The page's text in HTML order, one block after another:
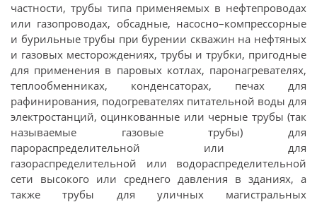
частности, трубы типа применяемых в нефтепроводах
или газопроводах, обсадные, насосно–компрессорные
и бурильные трубы при бурении скважин на нефтяных
и газовых месторождениях, трубы и трубки, пригодные
для применения в паровых котлах, паронагревателях,
теплообменниках, конденсаторах, печах для
рафинирования, подогревателях питательной воды для
электростанций, оцинкованные или черные трубы (так
называемые газовые трубы) для
парораспределительной или для
газораспределительной или водораспределительной
сети высокого или среднего давления в зданиях, а
также трубы для уличных магистральных